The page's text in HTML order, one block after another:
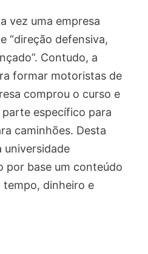
vez uma empresa
“direção defensiva,
Contudo, a
formar motoristas de
comprou o curso e
específico para
caminhões. Desta
universidade
por base um conteúdo
tempo, dinheiro e